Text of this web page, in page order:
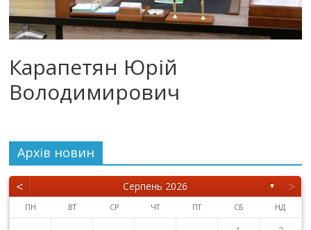
Карапетян Юрій
Володимирович
Архiв новин
< Серпень 2026 ▼ >
ПН ВТ СР ЧТ ПТ СБ НД